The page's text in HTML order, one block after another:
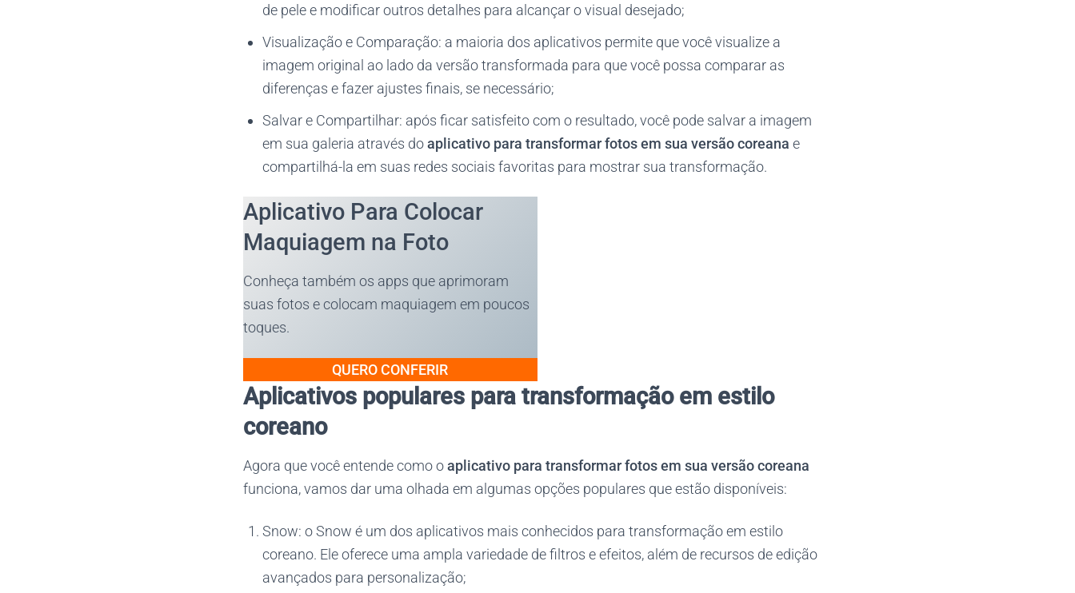
de pele e modificar outros detalhes para alcançar o visual desejado;
Visualização e Comparação: a maioria dos aplicativos permite que você visualize a
imagem original ao lado da versão transformada para que você possa comparar as
diferenças e fazer ajustes finais, se necessário;
Salvar e Compartilhar: após ficar satisfeito com o resultado, você pode salvar a imagem
em sua galeria através doaplicativo para transformar fotos em sua versão coreana e
compartilhá-la em suas redes sociais favoritas para mostrar sua transformação.
Aplicativo Para Colocar
Maquiagem na Foto
Conheça também os apps que aprimoram
suas fotos e colocam maquiagem em poucos
toques.
QUERO CONFERIR
Aplicativos populares para transformação em estilo
coreano
Agora que você entende como oaplicativo para transformar fotos em sua versão coreana
funciona, vamos dar uma olhada em algumas opções populares que estão disponíveis:
Snow: o Snow é um dos aplicativos mais conhecidos para transformação em estilo
coreano. Ele oferece uma ampla variedade de filtros e efeitos, além de recursos de edição
avançados para personalização;